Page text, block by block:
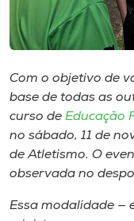
Museu
Unoesc
Store
Selecione
Com o objetivo de
base de todas as
curso de Educação
no sábado​,​ 11 de
de ​A​tletismo.​ ​O
observada no
Es​s​a modalidade​ —​